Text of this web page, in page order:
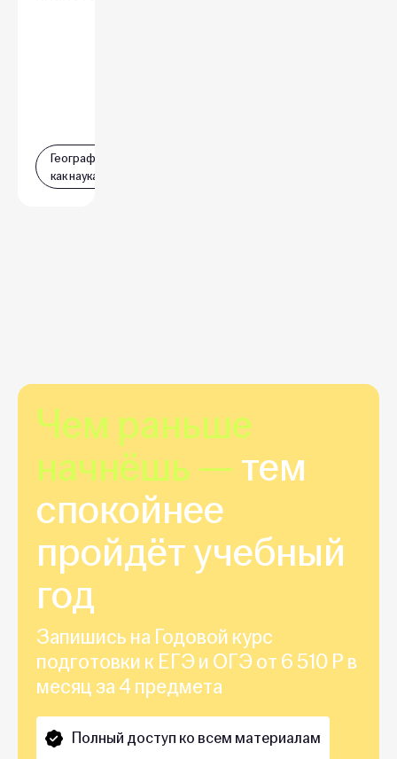
География
как наука
Чем раньше
начнёшь — тем
спокойнее
пройдёт учебный
год
Запишись на Годовой курс
подготовки к ЕГЭ и ОГЭ от 6 510 Р в
месяц за 4 предмета
Полный доступ ко всем материалам